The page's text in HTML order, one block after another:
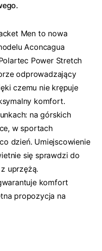
Men to nowa
Aconcagua
Power Stretch
odprowadzający
czemu nie krępuje
komfort.
na górskich
w sportach
dzień. Umiejscowienie
się sprawdzi do
uprzężą.
komfort
propozycja na